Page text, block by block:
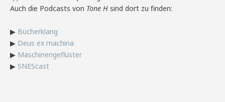
Auch die Podcasts von Tone H sind dort zu finden:
▶ Bücherklang
▶ Deus ex machina
▶ Maschinengeflüster
▶ SNEScast